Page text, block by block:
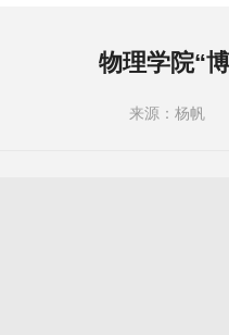
物理学院“
来源：杨帆